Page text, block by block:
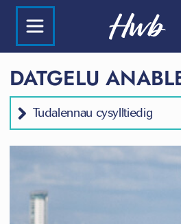
DATGELU
Tudalennau cysylltiedig